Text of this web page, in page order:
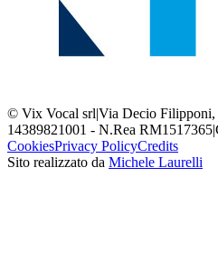
© Vix Vocal srl|Via Decio Filipponi,
14389821001 - N.Rea RM1517365|
CookiesPrivacy PolicyCredits
Sito realizzato da Michele Laurelli